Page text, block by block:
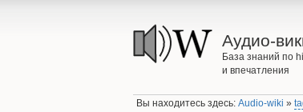
Аудио-
База знаний по
и впечатления
Вы находитесь здесь:Audio-wiki »